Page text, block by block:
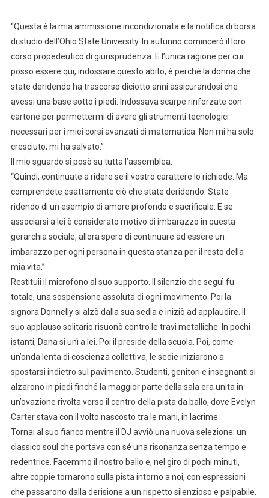
“Questa è la mia ammissione incondizionata e la notifica di borsa
di studio dell’Ohio State University. In autunno comincerò il loro
corso propedeutico di giurisprudenza. E l’unica ragione per cui
posso essere qui, indossare questo abito, è perché la donna che
state deridendo ha trascorso diciotto anni assicurandosi che
avessi una base sotto i piedi. Indossava scarpe rinforzate con
cartone per permettermi di avere gli strumenti tecnologici
necessari per i miei corsi avanzati di matematica. Non mi ha solo
cresciuto; mi ha salvato.”
Il mio sguardo si posò su tutta l’assemblea.
“Quindi, continuate a ridere se il vostro carattere lo richiede. Ma
comprendete esattamente ciò che state deridendo. State
ridendo di un esempio di amore profondo e sacrificale. E se
associarsi a lei è considerato motivo di imbarazzo in questa
gerarchia sociale, allora spero di continuare ad essere un
imbarazzo per ogni persona in questa stanza per il resto della
mia vita.”
Restituii il microfono al suo supporto. Il silenzio che seguì fu
totale, una sospensione assoluta di ogni movimento. Poi la
signora Donnelly si alzò dalla sua sedia e iniziò ad applaudire. Il
suo applauso solitario risuonò contro le travi metalliche. In pochi
istanti, Dana si unì a lei. Poi il preside della scuola. Poi, come
un’onda lenta di coscienza collettiva, le sedie iniziarono a
spostarsi indietro sul pavimento. Studenti, genitori e insegnanti si
alzarono in piedi finché la maggior parte della sala era unita in
un’ovazione rivolta verso il centro della pista da ballo, dove Evelyn
Carter stava con il volto nascosto tra le mani, in lacrime.
Tornai al suo fianco mentre il DJ avviò una nuova selezione: un
classico soul che portava con sé una risonanza senza tempo e
redentrice. Facemmo il nostro ballo e, nel giro di pochi minuti,
altre coppie tornarono sulla pista intorno a noi, con espressioni
che passarono dalla derisione a un rispetto silenzioso e palpabile.